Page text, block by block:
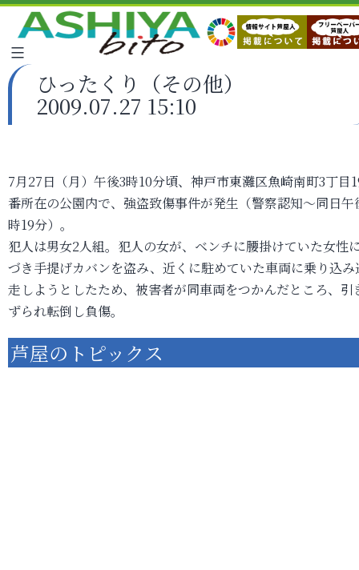
ひったくり（その他）
2009.07.27 15:10
7月27日（月）午後3時10分頃、神戸市東灘区魚崎南町3丁目
番所在の公園内で、強盗致傷事件が発生（警察認知～同日午
時19分）。
犯人は男女2人組。犯人の女が、ベンチに腰掛けていた女性
づき手提げカバンを盗み、近くに駐めていた車両に乗り込み
走しようとしたため、被害者が同車両をつかんだところ、引
ずられ転倒し負傷。
芦屋のトピックス